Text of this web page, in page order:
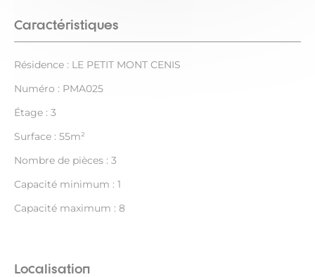
Caractéristiques
Résidence : LE PETIT MONT CENIS
Numéro : PMA025
Étage : 3
Surface : 55m²
Nombre de pièces : 3
Capacité minimum : 1
Capacité maximum : 8
Localisation